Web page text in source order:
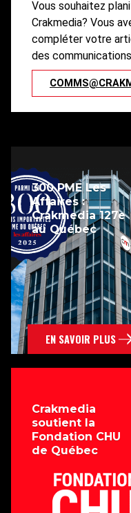
Vous souhaitez
Crakmedia? Vous
compléter votre
des
300 PME Les
Affaires :
Crakmedia 127e
au Québec
EN SAVOIR PLUS
Crakmedia
soutient la
Fondation CHU
de Québec